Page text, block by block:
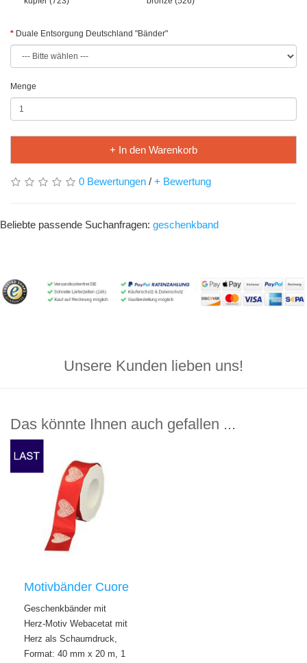
Duale Entsorgung Deutschland "Bänder"
Menge
+ In den Warenkorb
0 Bewertungen / + Bewertung
Beliebte passende Suchanfragen: geschenkband
Unsere Kunden lieben uns!
Das könnte Ihnen auch gefallen ...
Motivbänder Cuore
Geschenkbänder mit
Herz-Motiv Webacetat mit
Herz als Schaumdruck,
Format: 40 mm x 20 m, 1